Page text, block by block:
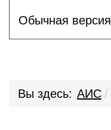
Обычная версия
Вы здесь: АИС